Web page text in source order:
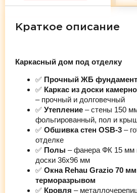
Краткое описание
Каркасный дом под отделку
✅ Прочный ЖБ фундамент
✅ Каркас из доски
– прочный и долговечный
✅ Утепление – стены 150
фольгированный, пол и
✅ Обшивка стен OSB-3 –
отделке
✅ Полы – фанера ФК 15 мм
доски 36х96 мм
✅ Окна Rehau Grazio 70
терморазрывом
✅ Кровля –